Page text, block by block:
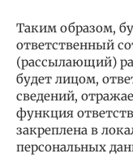
Таким образом,
ответственный
(рассылающий)
будет лицом,
сведений,
функция
закреплена в
персональных